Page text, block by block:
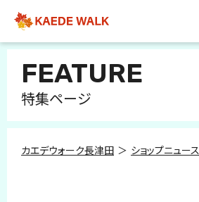
FEATURE
特集ページ
カエデウォーク長津田 ショップニュース